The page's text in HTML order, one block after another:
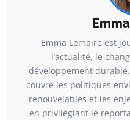
Emma Lemaire est
l’actualité, le
développement
couvre les politiques
renouvelables et les
en privilégiant le